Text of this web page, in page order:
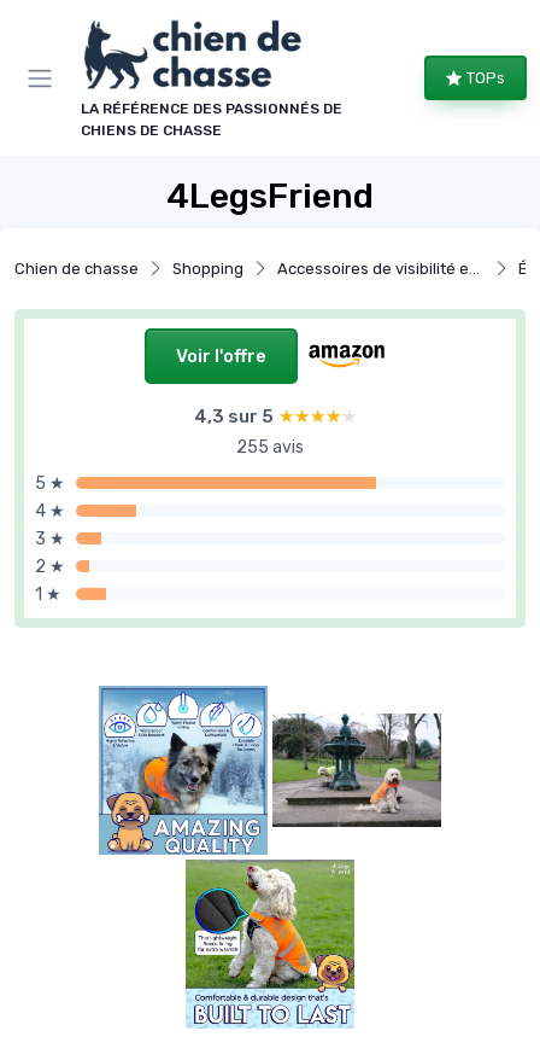
LA RÉFÉRENCE DES PASSIONNÉS DE
CHIENS DE CHASSE
TOPs
4LegsFriend
Chien de chasse Shopping Accessoires de visibilité et sécurité
Voir l'offre
4,3 sur 5 ★★★★★
★★★★★
255 avis
5 ★
4 ★
3 ★
2 ★
1 ★
Panneau de gestion des cookies